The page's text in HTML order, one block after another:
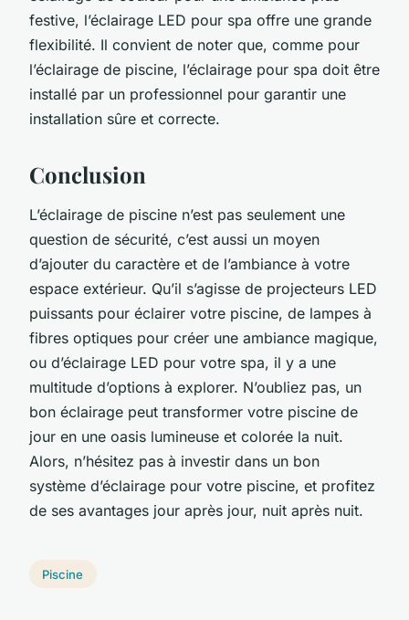
festive, l’éclairage LED pour spa offre une grande
flexibilité. Il convient de noter que, comme pour
l’éclairage de piscine, l’éclairage pour spa doit être
installé par un professionnel pour garantir une
installation sûre et correcte.
Conclusion
L’éclairage de piscine n’est pas seulement une
question de sécurité, c’est aussi un moyen
d’ajouter du caractère et de l’ambiance à votre
espace extérieur. Qu’il s’agisse de projecteurs LED
puissants pour éclairer votre piscine, de lampes à
fibres optiques pour créer une ambiance magique,
ou d’éclairage LED pour votre spa, il y a une
multitude d’options à explorer. N’oubliez pas, un
bon éclairage peut transformer votre piscine de
jour en une oasis lumineuse et colorée la nuit.
Alors, n’hésitez pas à investir dans un bon
système d’éclairage pour votre piscine, et profitez
de ses avantages jour après jour, nuit après nuit.
Piscine